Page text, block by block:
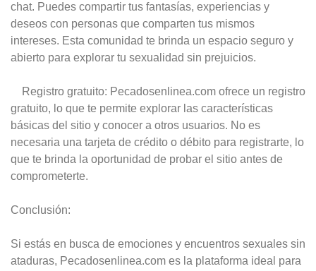
chat. Puedes compartir tus fantasías, experiencias y
deseos con personas que comparten tus mismos
intereses. Esta comunidad te brinda un espacio seguro y
abierto para explorar tu sexualidad sin prejuicios.
Registro gratuito: Pecadosenlinea.com ofrece un registro
gratuito, lo que te permite explorar las características
básicas del sitio y conocer a otros usuarios. No es
necesaria una tarjeta de crédito o débito para registrarte, lo
que te brinda la oportunidad de probar el sitio antes de
comprometerte.
Conclusión:
Si estás en busca de emociones y encuentros sexuales sin
ataduras, Pecadosenlinea.com es la plataforma ideal para